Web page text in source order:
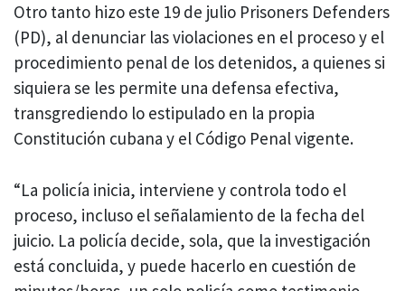
Otro tanto hizo este 19 de julio Prisoners Defenders
(PD), al denunciar las violaciones en el proceso y el
procedimiento penal de los detenidos, a quienes si
siquiera se les permite una defensa efectiva,
transgrediendo lo estipulado en la propia
Constitución cubana y el Código Penal vigente.
“La policía inicia, interviene y controla todo el
proceso, incluso el señalamiento de la fecha del
juicio. La policía decide, sola, que la investigación
está concluida, y puede hacerlo en cuestión de